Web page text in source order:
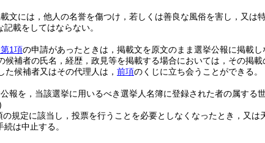
文には，他人の名誉を傷つけ，若しくは善良な風俗を害し，又
載をしてはならない。
1項の申請があったときは，掲載文を原文のまま選挙公報に掲載
候補者の氏名，経歴，政見等を掲載する場合においては，その掲
た候補者又はその代理人は， 前項のくじに立ち会うことができる。
報を，当該選挙に用いるべき選挙人名簿に登録された者の属する
規定に該当し，投票を行うことを必要としなくなったとき，又
は中止する。